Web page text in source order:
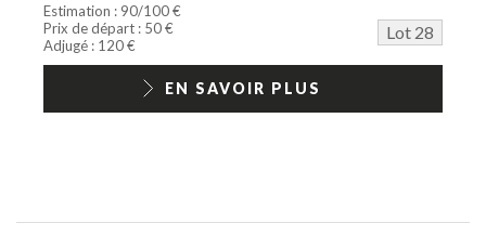
Estimation : 90/100 €
Prix de départ : 50 €
Lot 28
Adjugé : 120 €
EN SAVOIR PLUS